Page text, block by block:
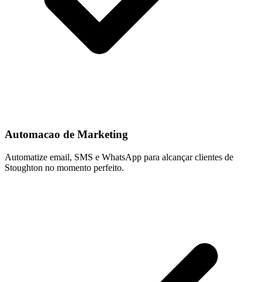
Automacao de Marketing
Automatize email, SMS e WhatsApp para alcançar clientes de
Stoughton no momento perfeito.